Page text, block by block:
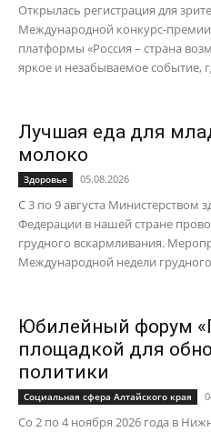
Открылась регистрация для
Международной конкурс-
платформы «Россия – страна
яркое и незабываемое событие,
Лучшая еда для
молоко
Здоровье 05.08.2026
С 3 по 9 августа Министерством
Федерации в нашей стране
грудного вскармливания.
Международной недели
Юбилейный форум
площадкой для
политики
Социальная сфера Алтайского края
Со 2 по 4 ноября 2026 года в